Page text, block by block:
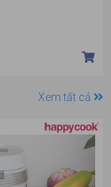
Xem tất cả